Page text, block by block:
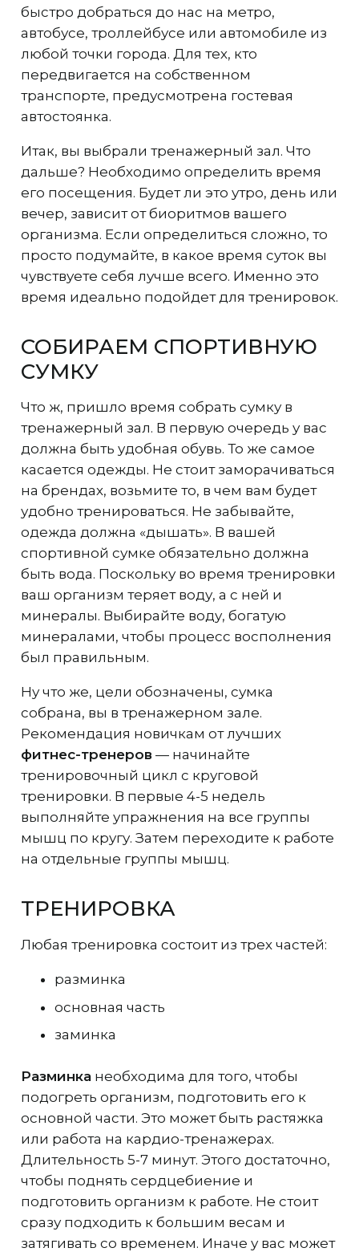
быстро добраться до нас на метро,
автобусе, троллейбусе или автомобиле из
любой точки города. Для тех, кто
передвигается на собственном
транспорте, предусмотрена гостевая
автостоянка.
Итак, вы выбрали тренажерный зал. Что
дальше? Необходимо определить время
его посещения. Будет ли это утро, день или
вечер, зависит от биоритмов вашего
организма. Если определиться сложно, то
просто подумайте, в какое время суток вы
чувствуете себя лучше всего. Именно это
время идеально подойдет для тренировок.
СОБИРАЕМ СПОРТИВНУЮ
СУМКУ
Что ж, пришло время собрать сумку в
тренажерный зал. В первую очередь у вас
должна быть удобная обувь. То же самое
касается одежды. Не стоит заморачиваться
на брендах, возьмите то, в чем вам будет
удобно тренироваться. Не забывайте,
одежда должна «дышать». В вашей
спортивной сумке обязательно должна
быть вода. Поскольку во время тренировки
ваш организм теряет воду, а с ней и
минералы. Выбирайте воду, богатую
минералами, чтобы процесс восполнения
был правильным.
Ну что же, цели обозначены, сумка
собрана, вы в тренажерном зале.
Рекомендация новичкам от лучших
фитнес-тренеров — начинайте
тренировочный цикл с круговой
тренировки. В первые 4-5 недель
выполняйте упражнения на все группы
мышц по кругу. Затем переходите к работе
на отдельные группы мышц.
ТРЕНИРОВКА
Любая тренировка состоит из трех частей:
разминка
основная часть
заминка
Разминканеобходима для того, чтобы
подогреть организм, подготовить его к
основной части. Это может быть растяжка
или работа на кардио-тренажерах.
Длительность 5-7 минут. Этого достаточно,
чтобы поднять сердцебиение и
подготовить организм к работе. Не стоит
сразу подходить к большим весам и
затягивать со временем. Иначе у вас может